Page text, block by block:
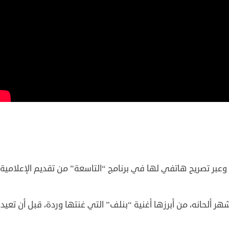
تصريح هاتفي لها في برنامج “التاسعة” من تقديم الإعلامية
حوالي 30 أغنية، من أشهر ألحانه، من أبرزها أغنية “بنلف” التي غنتها وردة، قبل أن تعيد